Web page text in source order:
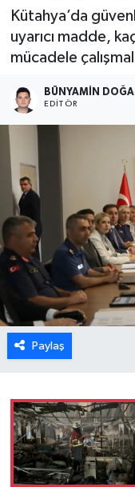
Kütahya’da
uyarıcı madde,
mücadele
BÜNYAMIN
EDITÖR
Paylaş
Domaniç
Emet
Foto Galeri
Gediz
Genel
Gündem
Hisarcık
İlçeler